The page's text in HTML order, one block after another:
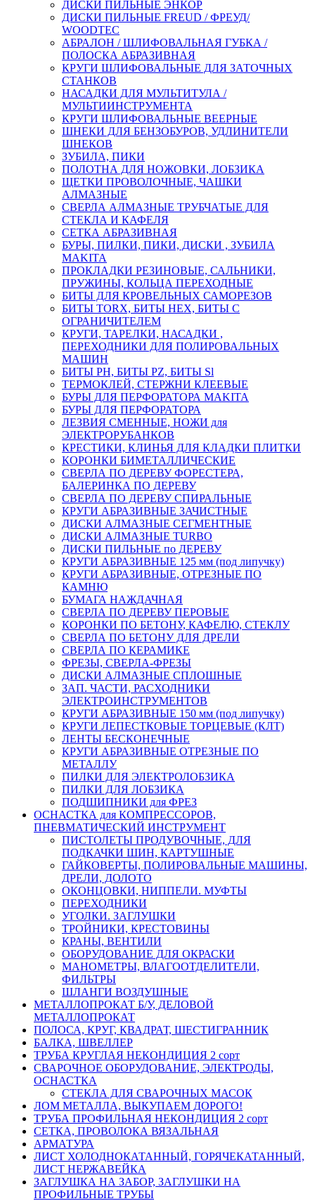
ДИСКИ ПИЛЬНЫЕ ЭНКОР
ДИСКИ ПИЛЬНЫЕ FREUD / ФРЕУД/
WOODTEC
АБРАЛОН / ШЛИФОВАЛЬНАЯ ГУБКА /
ПОЛОСКА АБРАЗИВНАЯ
КРУГИ ШЛИФОВАЛЬНЫЕ ДЛЯ ЗАТОЧНЫХ
СТАНКОВ
НАСАДКИ ДЛЯ МУЛЬТИТУЛА /
МУЛЬТИИНСТРУМЕНТА
КРУГИ ШЛИФОВАЛЬНЫЕ ВЕЕРНЫЕ
ШНЕКИ ДЛЯ БЕНЗОБУРОВ, УДЛИНИТЕЛИ
ШНЕКОВ
ЗУБИЛА, ПИКИ
ПОЛОТНА ДЛЯ НОЖОВКИ, ЛОБЗИКА
ЩЕТКИ ПРОВОЛОЧНЫЕ, ЧАШКИ
АЛМАЗНЫЕ
СВЕРЛА АЛМАЗНЫЕ ТРУБЧАТЫЕ ДЛЯ
СТЕКЛА И КАФЕЛЯ
СЕТКА АБРАЗИВНАЯ
БУРЫ, ПИЛКИ, ПИКИ, ДИСКИ , ЗУБИЛА
MAKITA
ПРОКЛАДКИ РЕЗИНОВЫЕ, САЛЬНИКИ,
ПРУЖИНЫ, КОЛЬЦА ПЕРЕХОДНЫЕ
БИТЫ ДЛЯ КРОВЕЛЬНЫХ САМОРЕЗОВ
БИТЫ TORX, БИТЫ НЕХ, БИТЫ С
ОГРАНИЧИТЕЛЕМ
КРУГИ, ТАРЕЛКИ, НАСАДКИ ,
ПЕРЕХОДНИКИ ДЛЯ ПОЛИРОВАЛЬНЫХ
МАШИН
БИТЫ PH, БИТЫ PZ, БИТЫ Sl
ТЕРМОКЛЕЙ, СТЕРЖНИ КЛЕЕВЫЕ
БУРЫ ДЛЯ ПЕРФОРАТОРА MAKITA
БУРЫ ДЛЯ ПЕРФОРАТОРА
ЛЕЗВИЯ СМЕННЫЕ, НОЖИ для
ЭЛЕКТРОРУБАНКОВ
КРЕСТИКИ, КЛИНЬЯ ДЛЯ КЛАДКИ ПЛИТКИ
КОРОНКИ БИМЕТАЛЛИЧЕСКИЕ
СВЕРЛА ПО ДЕРЕВУ ФОРЕСТЕРА,
БАЛЕРИНКА ПО ДЕРЕВУ
СВЕРЛА ПО ДЕРЕВУ СПИРАЛЬНЫЕ
КРУГИ АБРАЗИВНЫЕ ЗАЧИСТНЫЕ
ДИСКИ АЛМАЗНЫЕ СЕГМЕНТНЫЕ
ДИСКИ АЛМАЗНЫЕ TURBO
ДИСКИ ПИЛЬНЫЕ по ДЕРЕВУ
КРУГИ АБРАЗИВНЫЕ 125 мм (под липучку)
КРУГИ АБРАЗИВНЫЕ, ОТРЕЗНЫЕ ПО
КАМНЮ
БУМАГА НАЖДАЧНАЯ
СВЕРЛА ПО ДЕРЕВУ ПЕРОВЫЕ
КОРОНКИ ПО БЕТОНУ, КАФЕЛЮ, СТЕКЛУ
СВЕРЛА ПО БЕТОНУ ДЛЯ ДРЕЛИ
СВЕРЛА ПО КЕРАМИКЕ
ФРЕЗЫ, СВЕРЛА-ФРЕЗЫ
ДИСКИ АЛМАЗНЫЕ СПЛОШНЫЕ
ЗАП. ЧАСТИ, РАСХОДНИКИ
ЭЛЕКТРОИНСТРУМЕНТОВ
КРУГИ АБРАЗИВНЫЕ 150 мм (под липучку)
КРУГИ ЛЕПЕСТКОВЫЕ ТОРЦЕВЫЕ (КЛТ)
ЛЕНТЫ БЕСКОНЕЧНЫЕ
КРУГИ АБРАЗИВНЫЕ ОТРЕЗНЫЕ ПО
МЕТАЛЛУ
ПИЛКИ ДЛЯ ЭЛЕКТРОЛОБЗИКА
ПИЛКИ ДЛЯ ЛОБЗИКА
ПОДШИПНИКИ для ФРЕЗ
ОСНАСТКА для КОМПРЕССОРОВ,
ПНЕВМАТИЧЕСКИЙ ИНСТРУМЕНТ
ПИСТОЛЕТЫ ПРОДУВОЧНЫЕ, ДЛЯ
ПОДКАЧКИ ШИН, КАРТУШНЫЕ
ГАЙКОВЕРТЫ, ПОЛИРОВАЛЬНЫЕ МАШИНЫ,
ДРЕЛИ, ДОЛОТО
ОКОНЦОВКИ, НИППЕЛИ. МУФТЫ
ПЕРЕХОДНИКИ
УГОЛКИ. ЗАГЛУШКИ
ТРОЙНИКИ, КРЕСТОВИНЫ
КРАНЫ, ВЕНТИЛИ
ОБОРУДОВАНИЕ ДЛЯ ОКРАСКИ
МАНОМЕТРЫ, ВЛАГООТДЕЛИТЕЛИ,
ФИЛЬТРЫ
ШЛАНГИ ВОЗДУШНЫЕ
МЕТАЛЛОПРОКАТ Б/У, ДЕЛОВОЙ
МЕТАЛЛОПРОКАТ
ПОЛОСА, КРУГ, КВАДРАТ, ШЕСТИГРАННИК
БАЛКА, ШВЕЛЛЕР
ТРУБА КРУГЛАЯ НЕКОНДИЦИЯ 2 сорт
СВАРОЧНОЕ ОБОРУДОВАНИЕ, ЭЛЕКТРОДЫ,
ОСНАСТКА
СТЕКЛА ДЛЯ СВАРОЧНЫХ МАСОК
ЛОМ МЕТАЛЛА, ВЫКУПАЕМ ДОРОГО!
ТРУБА ПРОФИЛЬНАЯ НЕКОНДИЦИЯ 2 сорт
СЕТКА, ПРОВОЛОКА ВЯЗАЛЬНАЯ
АРМАТУРА
ЛИСТ ХОЛОДНОКАТАННЫЙ, ГОРЯЧЕКАТАННЫЙ,
ЛИСТ НЕРЖАВЕЙКА
ЗАГЛУШКА НА ЗАБОР, ЗАГЛУШКИ НА
ПРОФИЛЬНЫЕ ТРУБЫ